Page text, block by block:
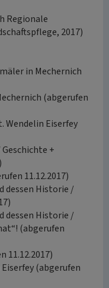
Regionale
2017)
in Mechernich
(abgerufen
Wendelin Eiserfey
+
11.12.2017)
dessen Historie /
dessen Historie /
(abgerufen
11.12.2017)
(abgerufen